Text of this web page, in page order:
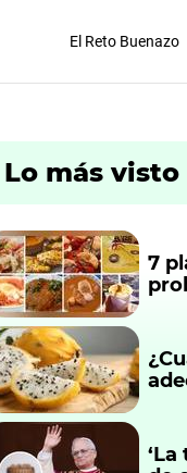
El Reto Buenazo
Lo más visto
7